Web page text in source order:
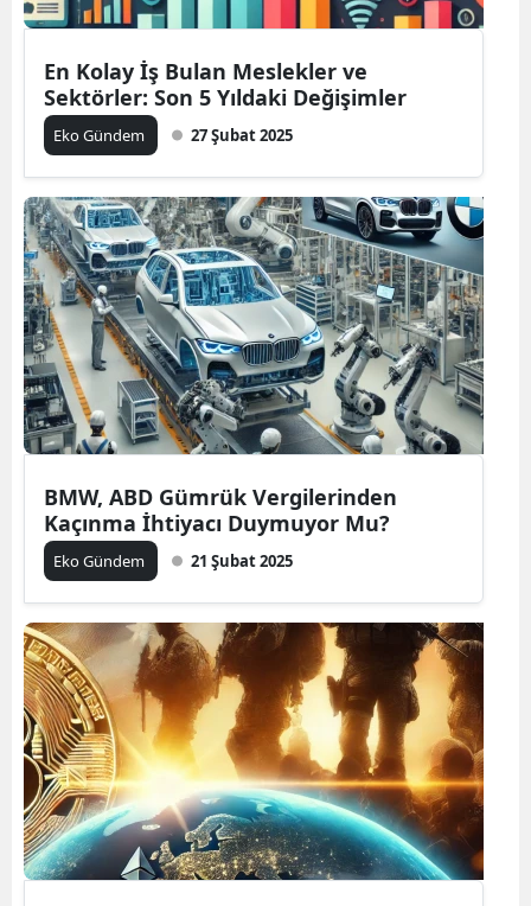
En Kolay İş Bulan Meslekler ve
Sektörler: Son 5 Yıldaki Değişimler
Eko Gündem 27 Şubat 2025
BMW, ABD Gümrük Vergilerinden
Kaçınma İhtiyacı Duymuyor Mu?
Eko Gündem 21 Şubat 2025